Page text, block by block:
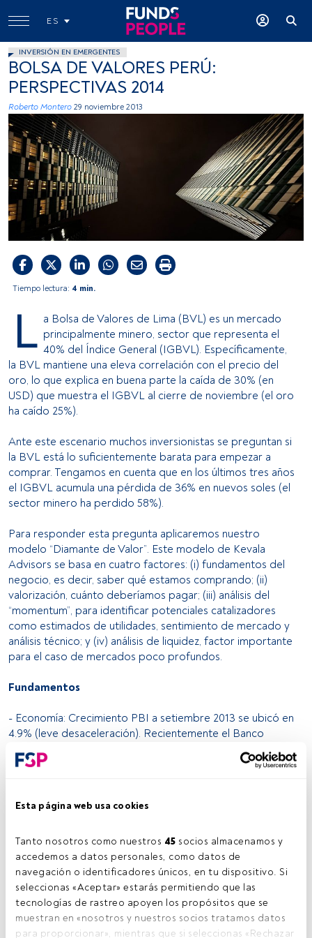
Esta página web usa cookies
Tanto nosotros como nuestros 45 socios almacenamos y
accedemos a datos personales, como datos de
navegación o identificadores únicos, en tu dispositivo. Si
seleccionas «Aceptar» estarás permitiendo que las
tecnologías de rastreo apoyen los propósitos que se
muestran en «nosotros y nuestros socios tratamos datos
para proporcionar», mientras que si seleccionas «Rechazar
ES
INVERSIÓN EN EMERGENTES
BOLSA DE VALORES PERÚ:
PERSPECTIVAS 2014
Roberto Montero 29 noviembre 2013
Tiempo lectura: 4 min.
L a Bolsa de Valores de Lima (BVL) es un mercado
principalmente minero, sector que representa el
40% del Índice General (IGBVL). Específicamente,
la BVL mantiene una eleva correlación con el precio del
oro, lo que explica en buena parte la caída de 30% (en
USD) que muestra el IGBVL al cierre de noviembre (el oro
ha caído 25%).
Ante este escenario muchos inversionistas se preguntan si
la BVL está lo suficientemente barata para empezar a
comprar. Tengamos en cuenta que en los últimos tres años
el IGBVL acumula una pérdida de 36% en nuevos soles (el
sector minero ha perdido 58%).
Para responder esta pregunta aplicaremos nuestro
modelo “Diamante de Valor”. Este modelo de Kevala
Advisors se basa en cuatro factores: (i) fundamentos del
negocio, es decir, saber qué estamos comprando; (ii)
valorización, cuánto deberíamos pagar; (iii) análisis del
“momentum”, para identificar potenciales catalizadores
como estimados de utilidades, sentimiento de mercado y
análisis técnico; y (iv) análisis de liquidez, factor importante
para el caso de mercados poco profundos.
Fundamentos
- Economía: Crecimiento PBI a setiembre 2013 se ubicó en
4.9% (leve desaceleración). Recientemente el Banco
Central disminuyó su estimado 2013 de 5.5% a 5.0%
(dentro del rango estimado por el mercado: 5.2%-5.4%).
al 3T13 superaron en 14% el estimado del mercado,
mostrando un índice de sorpresa del 73%. Destacó el
sector construcción (100% de empresas superaron
expectativas), energía (80%) y consumo (75%). El 55% de
empresas mineras superaron los estimados.
- Ciclo Negocio: Haciendo un análisis extendido Du Pont